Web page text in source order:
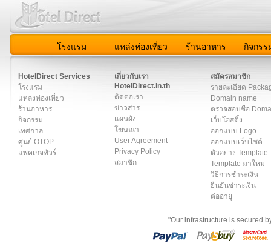
โรงแรม แหล่งท่องเที่ยว ร้านอาหาร กิจกรร
HotelDirect Services
โรงแรม
แหล่งท่องเที่ยว
ร้านอาหาร
กิจกรรม
เทศกาล
ศูนย์ OTOP
แพคเกจทัวร์
เกี่ยวกับเรา
HotelDirect.in.th
ติดต่อเรา
ข่าวสาร
แผนผัง
โฆษณา
User Agreement
Privacy Policy
สมาชิก
สมัครสมาชิก
รายละเอียด
Domain name
ตรวจสอบชื่อ
เว็บโฮสติ้ง
ออกแบบ Logo
ออกแบบเว็บไซต์
ตัวอย่าง Template
Template มาใหม่
วิธีการชำระเงิน
ยืนยันชำระเงิน
ต่ออายุ
"Our infrastructure is secured